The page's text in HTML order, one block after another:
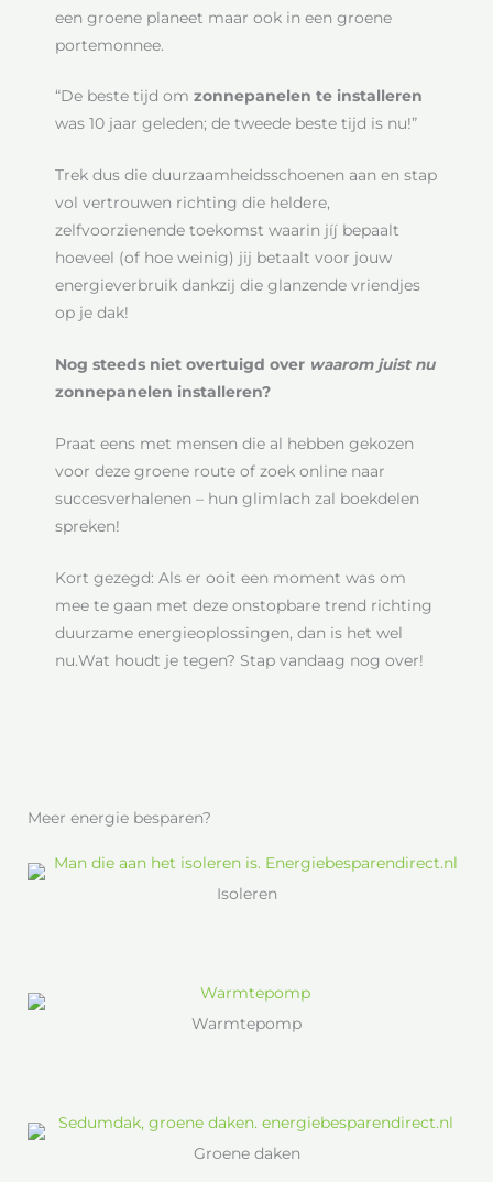
een groene planeet maar ook in een groene
portemonnee.
“De beste tijd om zonnepanelen te installeren
was 10 jaar geleden; de tweede beste tijd is nu!”
Trek dus die duurzaamheidsschoenen aan en stap
vol vertrouwen richting die heldere,
zelfvoorzienende toekomst waarin jíj bepaalt
hoeveel (of hoe weinig) jij betaalt voor jouw
energieverbruik dankzij die glanzende vriendjes
op je dak!
Nog steeds niet overtuigd over waarom juist nu
zonnepanelen installeren?
Praat eens met mensen die al hebben gekozen
voor deze groene route of zoek online naar
succesverhalenen – hun glimlach zal boekdelen
spreken!
Kort gezegd: Als er ooit een moment was om
mee te gaan met deze onstopbare trend richting
duurzame energieoplossingen, dan is het wel
nu.Wat houdt je tegen? Stap vandaag nog over!
Meer energie besparen?
Isoleren
Warmtepomp
Groene daken